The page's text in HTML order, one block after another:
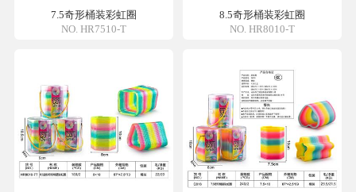
7.5奇形桶装彩虹圈
NO. HR7510-T
8.5奇形桶装彩虹圈
NO. HR8010-T